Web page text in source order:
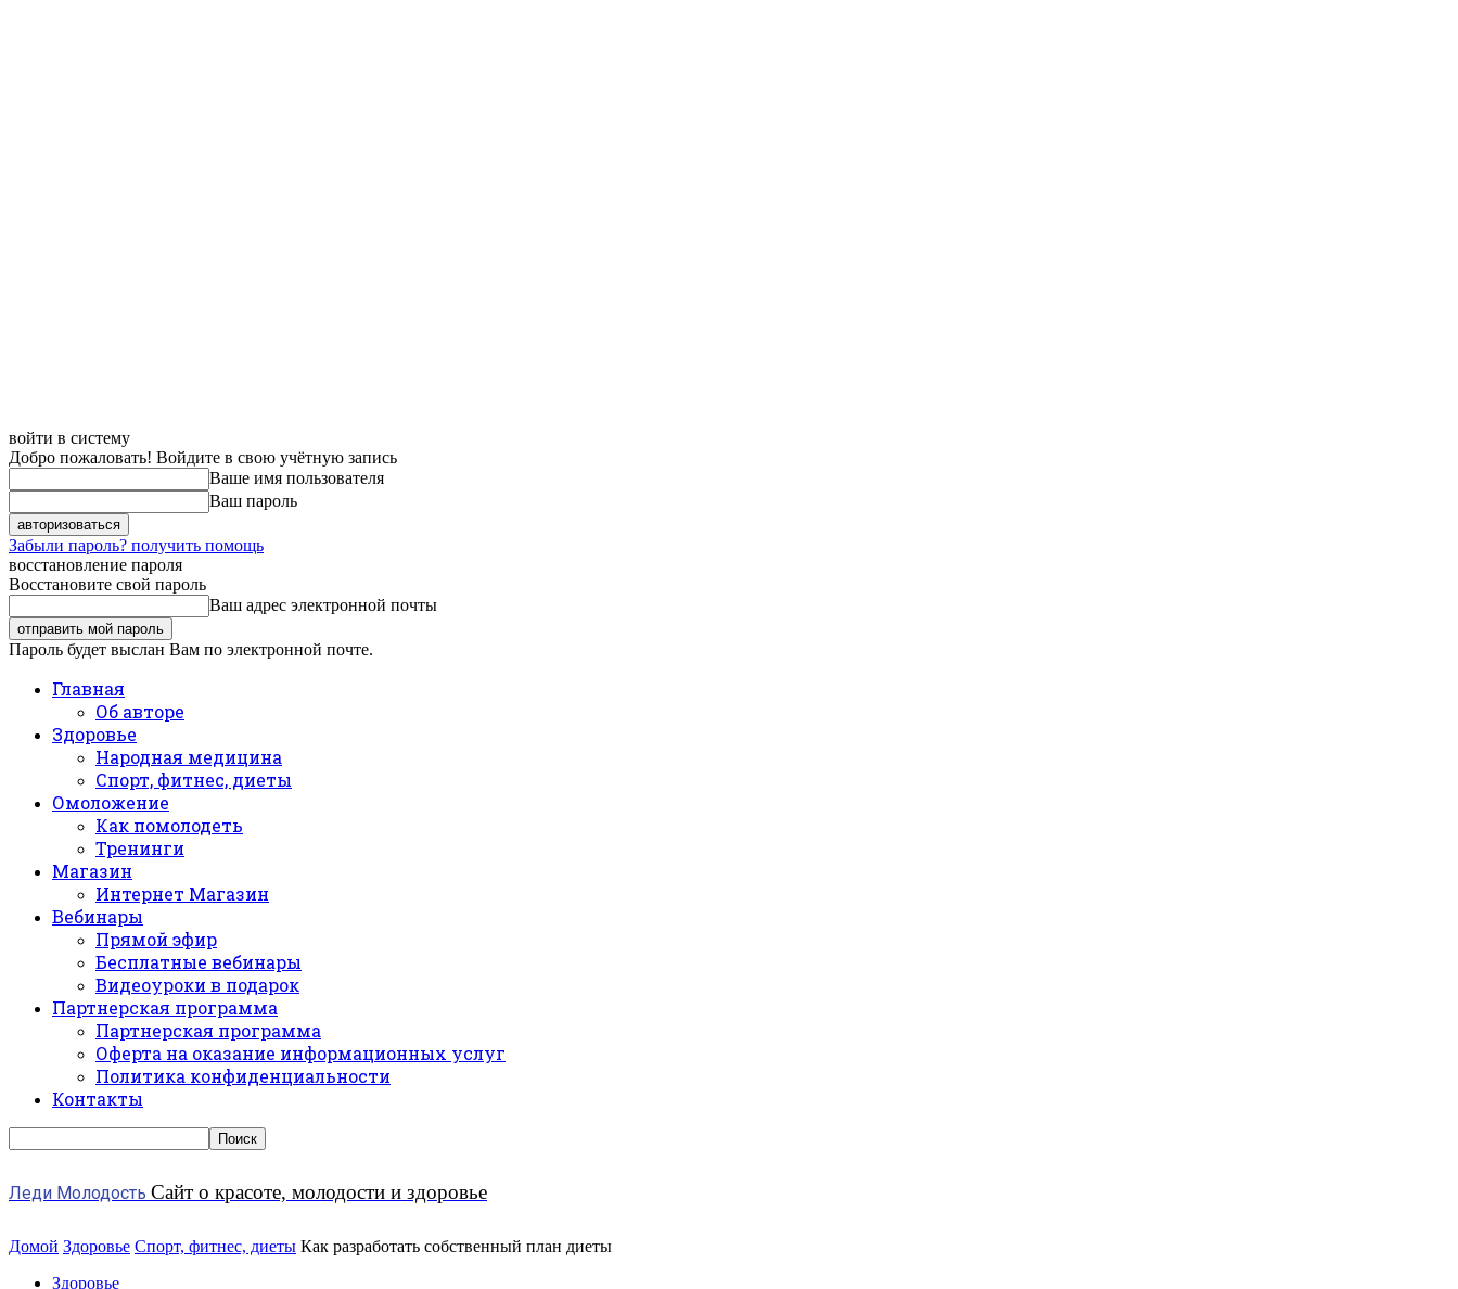
войти в систему
Добро пожаловать! Войдите в свою учётную запись
Ваше имя пользователя
Ваш пароль
Забыли пароль? получить помощь
восстановление пароля
Восстановите свой пароль
Ваш адрес электронной почты
Пароль будет выслан Вам по электронной почте.
Главная
Об авторе
Здоровье
Народная медицина
Спорт, фитнес, диеты
Омоложение
Как помолодеть
Тренинги
Магазин
Интернет Магазин
Вебинары
Прямой эфир
Бесплатные вебинары
Видеоуроки в подарок
Партнерская программа
Партнерская программа
Оферта на оказание информационных услуг
Политика конфиденциальности
Контакты
Леди Молодость Сайт о красоте, молодости и здоровье
Домой Здоровье Спорт, фитнес, диеты Как разработать собственный план диеты
Здоровье